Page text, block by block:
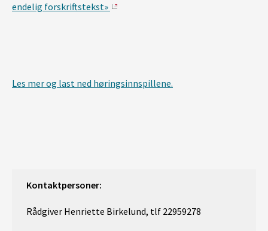
endelig forskriftstekst»
Les mer og last ned høringsinnspillene.
Kontaktpersoner:
Rådgiver Henriette Birkelund, tlf 22959278